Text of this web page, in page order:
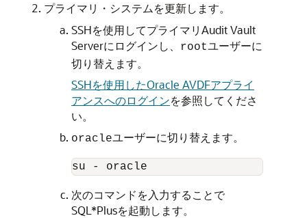
プライマリ・システムを更新します。
SSHを使用してプライマリAudit Vault
Serverにログインし、
rootユーザーに
切り替えます。
SSHを使用したOracle AVDFアプライ
アンスへのログインを参照してくださ
い。
oracleユーザーに切り替えます。
su - oracle
次のコマンドを入力することで
SQL*Plusを起動します。